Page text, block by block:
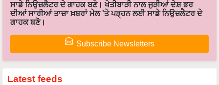
ਸਾਡੇ ਨਿਉਜ਼ਲੈਟਰ ਦੇ ਗਾਹਕ ਬਣੋ। ਖੇਤੀਬਾੜੀ ਨਾਲ ਜੁੜੀਆਂ ਦੇਸ਼ ਭਰ
ਦੀਆਂ ਸਾਰੀਆਂ ਤਾਜ਼ਾ ਖ਼ਬਰਾਂ ਮੇਲ 'ਤੇ ਪੜ੍ਹਨ ਲਈ ਸਾਡੇ ਨਿਉਜ਼ਲੈਟਰ ਦੇ
ਗਾਹਕ ਬਣੋ।
Subscribe Newsletters
Latest feeds